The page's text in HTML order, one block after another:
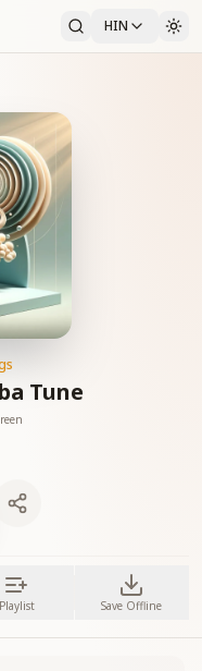
HIN
Tune
Playlist Save Offline